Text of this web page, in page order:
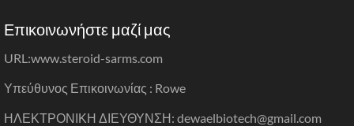
Επικοινωνήστε μαζί μας
URL:www.steroid-sarms.com
Υπεύθυνος Επικοινωνίας : Rowe
ΗΛΕΚΤΡΟΝΙΚΗ ΔΙΕΥΘΥΝΣΗ: dewaelbiotech@gmail.com